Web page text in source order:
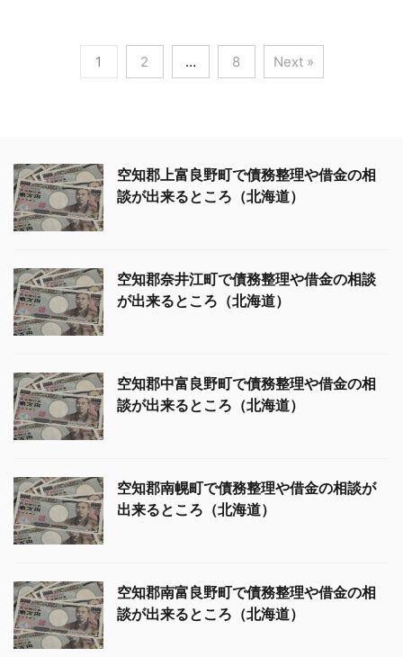
1 2 … 8 Next »
空知郡上富良野町で債務整理や借金の相
談が出来るところ（北海道）
空知郡奈井江町で債務整理や借金の相談
が出来るところ（北海道）
空知郡中富良野町で債務整理や借金の相
談が出来るところ（北海道）
空知郡南幌町で債務整理や借金の相談が
出来るところ（北海道）
空知郡南富良野町で債務整理や借金の相
談が出来るところ（北海道）